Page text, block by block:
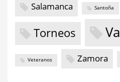
Salamanca Santoña
Torneos
Veteranos Zamora